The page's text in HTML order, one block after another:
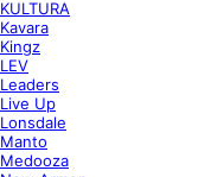
KULTURA
Kavara
Kingz
LEV
Leaders
Live Up
Lonsdale
Manto
Medooza